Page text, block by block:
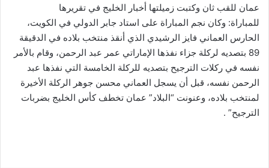
عمان للقب ثان وكتبت زميلتها أخبار الخليج في تقريرها
للمباراة: وكان نجم المباراة على استاد جابر الدولي في الكويت،
الحارس العماني فايز الرشيدي الذي أنقذ منتخب بلاده في الدقيقة
89 بتصديه لركلة جزاء نفذها الإماراتي عمر عبد الرحمن، وقام بالأمر
نفسه في ركلات الترجيح بتصديه للركلة الخامسة التي نفذها عبد
الرحمن نفسه، قبل أن يسجل العماني محسن جوهر الركلة الأخيرة
لمنتخب بلاده، وعنونت “البلاد” عمان تخطف كأس الخليج بضربات
الترجيح” .